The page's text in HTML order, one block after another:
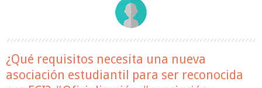
¿Qué requisitos necesita una nueva
asociación estudiantil para ser reconocida